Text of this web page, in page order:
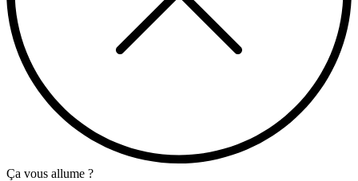
Ça vous allume ?